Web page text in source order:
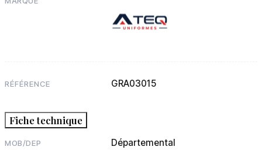
RÉFÉRENCE GRA03015
Fiche technique
MOB/DEP Départemental